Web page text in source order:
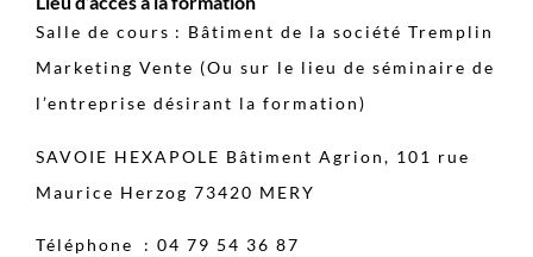
Salle de cours : Bâtiment de la société Tremplin
Marketing Vente (Ou sur le lieu de séminaire de
l’entreprise désirant la formation)
SAVOIE HEXAPOLE Bâtiment Agrion, 101 rue
Maurice Herzog 73420 MERY
Téléphone : 04 79 54 36 87